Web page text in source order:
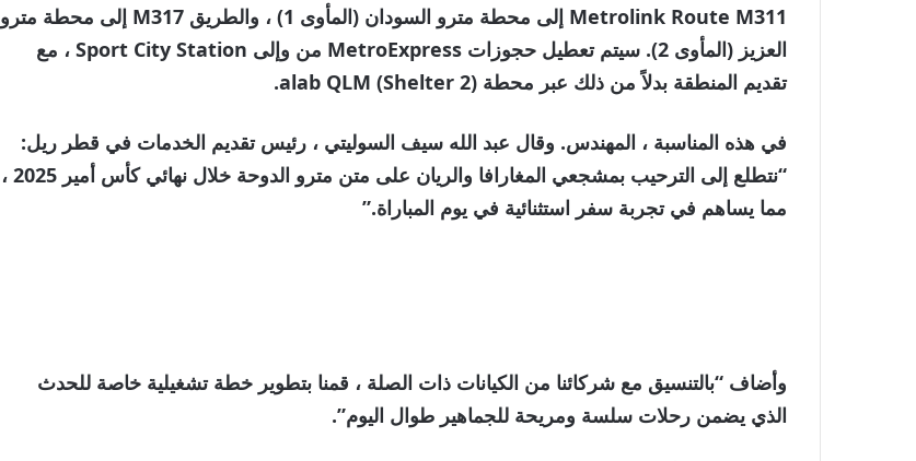
Metrolink Route M311 إلى محطة مترو السودان (المأوى 1) ، والطريق M317 إلى محطة مترو
العزيز (المأوى 2). سيتم تعطيل حجوزات MetroExpress من وإلى Sport City Station ، مع
تقديم المنطقة بدلاً من ذلك عبر محطة alab QLM (Shelter 2).
في هذه المناسبة ، المهندس. وقال عبد الله سيف السوليتي ، رئيس تقديم الخدمات في قطر ريل:
“نتطلع إلى الترحيب بمشجعي المغارافا والريان على متن مترو الدوحة خلال نهائي كأس أمير 2025 ،
مما يساهم في تجربة سفر استثنائية في يوم المباراة.”
وأضاف “بالتنسيق مع شركائنا من الكيانات ذات الصلة ، قمنا بتطوير خطة تشغيلية خاصة للحدث
الذي يضمن رحلات سلسة ومريحة للجماهير طوال اليوم”.